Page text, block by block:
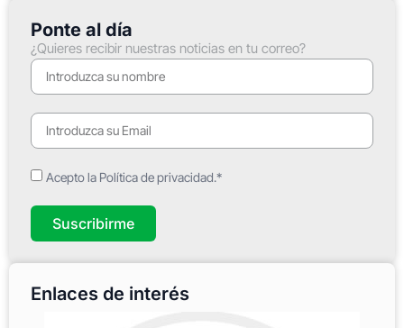
Ponte al día
¿Quieres recibir nuestras noticias en tu correo?
Acepto la Política de privacidad.*
Suscribirme
Enlaces de interés